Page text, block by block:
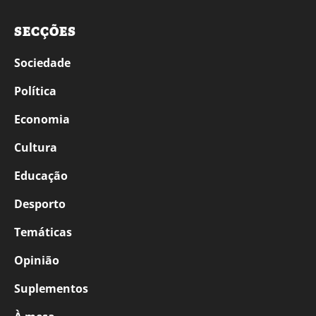
SECÇÕES
Sociedade
Política
Economia
Cultura
Educação
Desporto
Temáticas
Opinião
Suplementos